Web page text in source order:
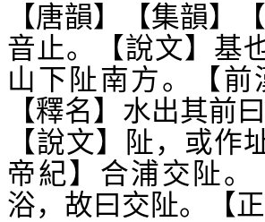
【唐韻】【集韻】
音止。【說文】基
山下阯南方。【
【釋名】水出其
【說文】阯，或
帝紀】合浦交阯。
浴，故曰交阯。【